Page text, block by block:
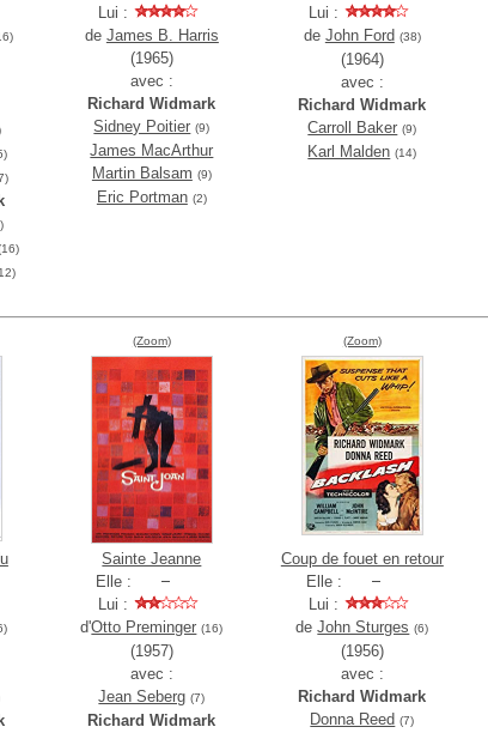
Lui :
de James B. Harris
(1965)
avec :
Richard Widmark
Sidney Poitier (9)
James MacArthur
Martin Balsam (9)
Eric Portman (2)
Lui :
de John Ford (38)
(1964)
avec :
Richard Widmark
Carroll Baker (9)
Karl Malden (14)
(Zoom)
Sainte Jeanne
Elle :
Lui :
d'Otto Preminger (16)
(1957)
avec :
Jean Seberg (7)
Richard Widmark
(Zoom)
Coup de fouet en retour
Elle :
Lui :
deJohn Sturges (6)
(1956)
avec :
Richard Widmark
Donna Reed (7)